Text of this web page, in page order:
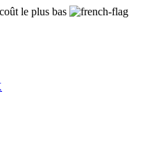
le plus bas